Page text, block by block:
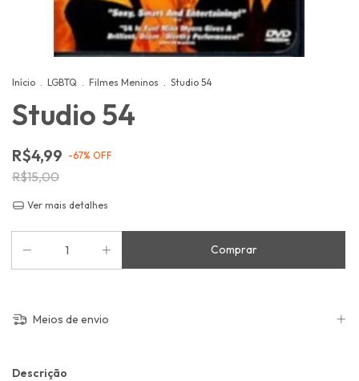
Início . LGBTQ . Filmes Meninos . Studio 54
Studio 54
R$4,99 -67% OFF
R$15,00
Ver mais detalhes
Meios de envio
Descrição